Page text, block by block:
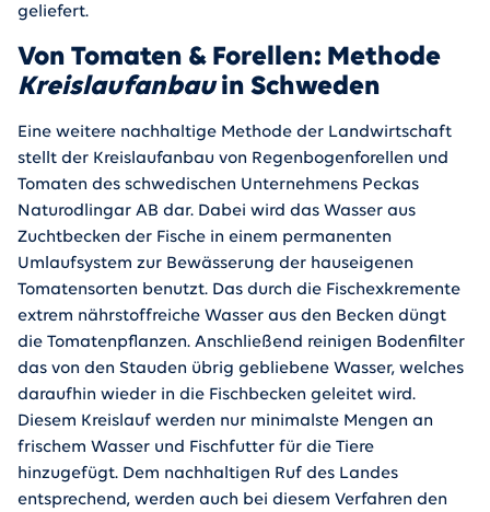
geliefert.
Von Tomaten & Forellen: Methode
Kreislaufanbauin Schweden
Eine weitere nachhaltige Methode der Landwirtschaft
stellt der Kreislaufanbau von Regenbogenforellen und
Tomaten des schwedischen Unternehmens Peckas
Naturodlingar AB dar. Dabei wird das Wasser aus
Zuchtbecken der Fische in einem permanenten
Umlaufsystem zur Bewässerung der hauseigenen
Tomatensorten benutzt. Das durch die Fischexkremente
extrem nährstoffreiche Wasser aus den Becken düngt
die Tomatenpflanzen. Anschließend reinigen Bodenfilter
das von den Stauden übrig gebliebene Wasser, welches
daraufhin wieder in die Fischbecken geleitet wird.
Diesem Kreislauf werden nur minimalste Mengen an
frischem Wasser und Fischfutter für die Tiere
hinzugefügt. Dem nachhaltigen Ruf des Landes
entsprechend, werden auch bei diesem Verfahren den